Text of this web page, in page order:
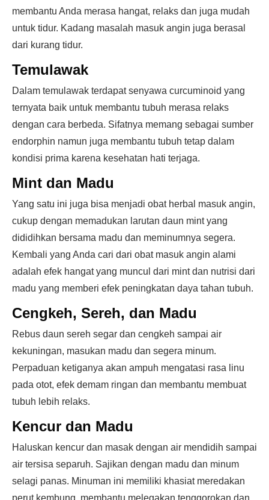
membantu Anda merasa hangat, relaks dan juga mudah
untuk tidur. Kadang masalah masuk angin juga berasal
dari kurang tidur.
Temulawak
Dalam temulawak terdapat senyawa curcuminoid yang
ternyata baik untuk membantu tubuh merasa relaks
dengan cara berbeda. Sifatnya memang sebagai sumber
endorphin namun juga membantu tubuh tetap dalam
kondisi prima karena kesehatan hati terjaga.
Mint dan Madu
Yang satu ini juga bisa menjadi obat herbal masuk angin,
cukup dengan memadukan larutan daun mint yang
dididihkan bersama madu dan meminumnya segera.
Kembali yang Anda cari dari obat masuk angin alami
adalah efek hangat yang muncul dari mint dan nutrisi dari
madu yang memberi efek peningkatan daya tahan tubuh.
Cengkeh, Sereh, dan Madu
Rebus daun sereh segar dan cengkeh sampai air
kekuningan, masukan madu dan segera minum.
Perpaduan ketiganya akan ampuh mengatasi rasa linu
pada otot, efek demam ringan dan membantu membuat
tubuh lebih relaks.
Kencur dan Madu
Haluskan kencur dan masak dengan air mendidih sampai
air tersisa separuh. Sajikan dengan madu dan minum
selagi panas. Minuman ini memiliki khasiat meredakan
perut kembung, membantu melegakan tenggorokan dan